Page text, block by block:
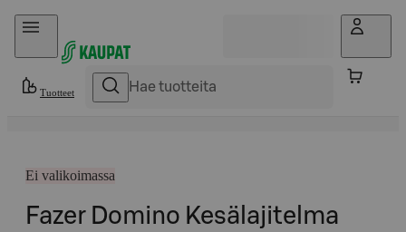
Hyppää sisältöön
Tuotteet
Ei valikoimassa
Fazer Domino Kesälajitelma